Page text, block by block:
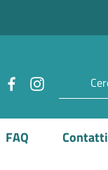
FAQ Contatti